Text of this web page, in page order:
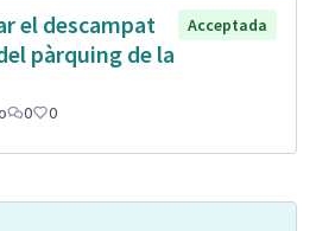
el descampat
pàrquing de la
Acceptada
0 0